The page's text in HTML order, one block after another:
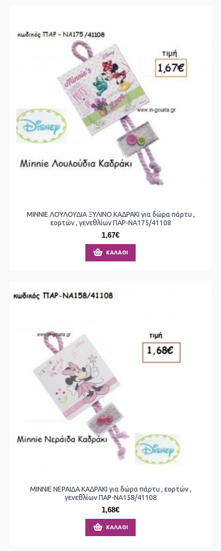
MINNIE ΛΟΥΛΟΥΔΙΑ ΞΥΛΙΝΟ ΚΑΔΡΑΚΙ για δώρα πάρτυ ,
εορτών , γενεθλίων ΠΑΡ-ΝΑ175/41108
1,67€
ΚΑΛΆΘΙ
MINNIE ΝΕΡΑΙΔΑ ΚΑΔΡΑΚΙ για δώρα πάρτυ , εορτών ,
γενεθλίων ΠΑΡ-ΝΑ158/41108
1,68€
ΚΑΛΆΘΙ